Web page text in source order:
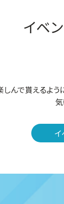
イベ
んで貰えるよ
イ